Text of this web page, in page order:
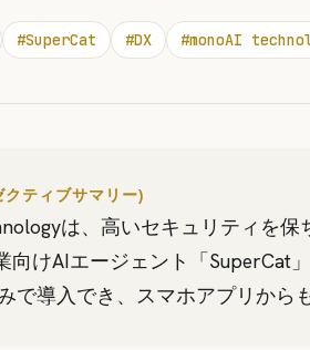
#SuperCat #DX #monoAI
ティブサマリー)
は、高いセキュリティを
向けAIエージェント「SuperCat
で導入でき、スマホアプリから